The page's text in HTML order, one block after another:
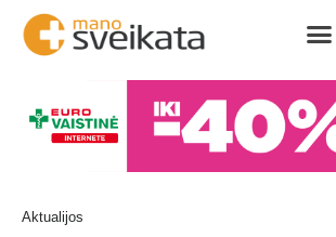
Aktualijos